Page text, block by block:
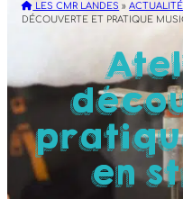
LES CMR LANDES »
DÉCOUVERTE ET PRATIQUE
en